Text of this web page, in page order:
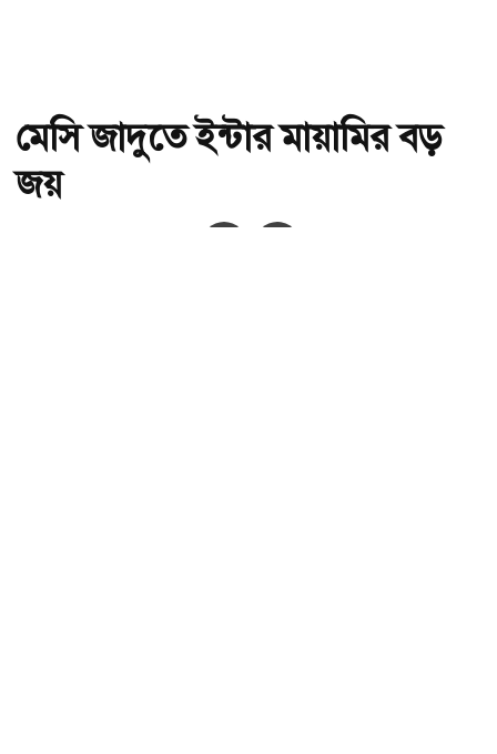
মেসি জাদুতে ইন্টার মায়ামির বড়
জয়